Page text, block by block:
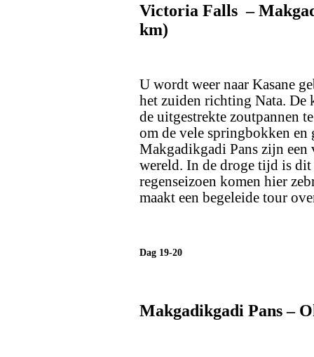
Victoria Falls –
km)
U wordt weer naar Kasane
het zuiden richting Nata. De
de uitgestrekte zoutpannen
om de vele springbokken en
Makgadikgadi Pans zijn een
wereld. In de droge tijd is dit
regenseizoen komen hier
maakt een begeleide tour
Dag 19-20
Makgadikgadi Pans –